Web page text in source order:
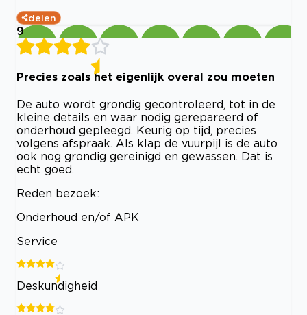
delen
9
Precies zoals het eigenlijk overal zou moeten
De auto wordt grondig gecontroleerd, tot in de
kleine details en waar nodig gerepareerd of
onderhoud gepleegd. Keurig op tijd, precies
volgens afspraak. Als klap de vuurpijl is de auto
ook nog grondig gereinigd en gewassen. Dat is
echt goed.
Reden bezoek:
Onderhoud en/of APK
Service
Deskundigheid